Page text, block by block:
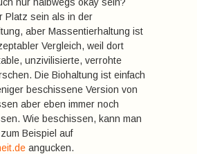
Platz sein als in der
aber Massentierhaltung ist
Vergleich, weil dort
unzivilisierte, verrohte
Die Biohaltung ist einfach
beschissene Version von
aber eben immer noch
Wie beschissen, kann man
Beispiel auf
angucken.